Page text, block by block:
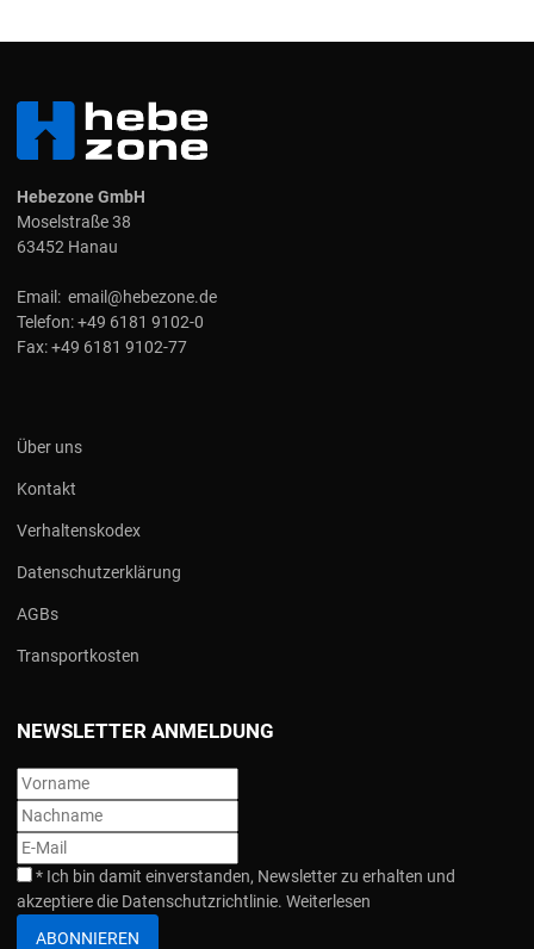
Hebezone GmbH
Moselstraße 38
63452 Hanau
Email: email@hebezone.de
Telefon:+49 6181 9102-0
Fax:+49 6181 9102-77
Über uns
Kontakt
Verhaltenskodex
Datenschutzerklärung
AGBs
Transportkosten
NEWSLETTER ANMELDUNG
* Ich bin damit einverstanden, Newsletter zu erhalten und
akzeptiere die Datenschutzrichtlinie. Weiterlesen
ABONNIEREN